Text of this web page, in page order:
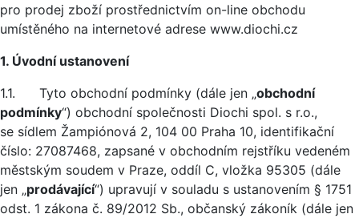
pro prodej zboží prostřednictvím on-line obchodu
umístěného na internetové adrese www.diochi.cz
1. Úvodní ustanovení
1.1. Tyto obchodní podmínky (dále jen „obchodní
podmínky“) obchodní společnosti Diochi spol. s r.o.,
se sídlem Žampiónová 2, 104 00 Praha 10, identifikační
číslo: 27087468, zapsané v obchodním rejstříku vedeném
městským soudem v Praze, oddíl C, vložka 95305 (dále
jen „prodávající“) upravují v souladu s ustanovením § 1751
odst. 1 zákona č. 89/2012 Sb., občanský zákoník (dále jen